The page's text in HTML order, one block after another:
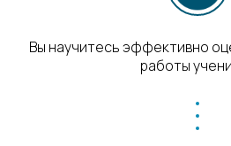
Вы научитесь эффективно
работы